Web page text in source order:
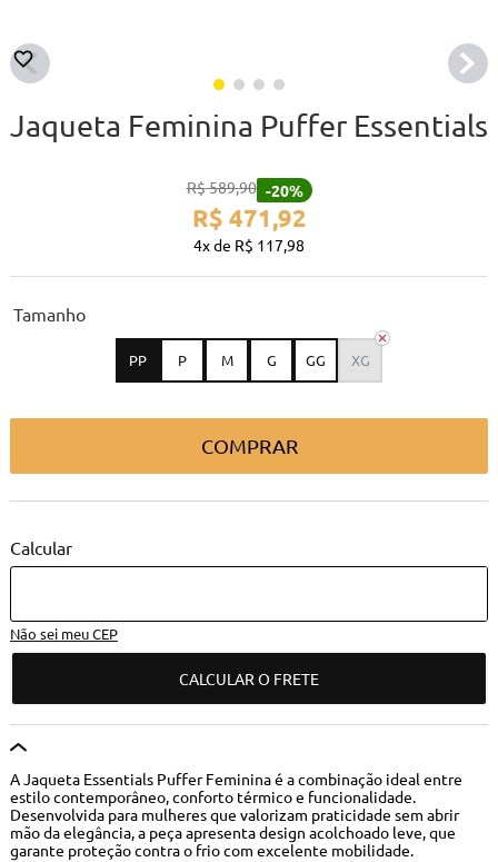
Jaqueta Feminina Puffer Essentials
R$589,90 -20%
R$ 471,92
4 R$ 117,98
tamanho
PP P M G GG XG
COMPRAR
Não sei meu CEP
CALCULAR O FRETE
A Jaqueta Essentials Puffer Feminina é a combinação ideal entre
estilo contemporâneo, conforto térmico e funcionalidade.
Desenvolvida para mulheres que valorizam praticidade sem abrir
mão da elegância, a peça apresenta design acolchoado leve, que
garante proteção contra o frio com excelente mobilidade.